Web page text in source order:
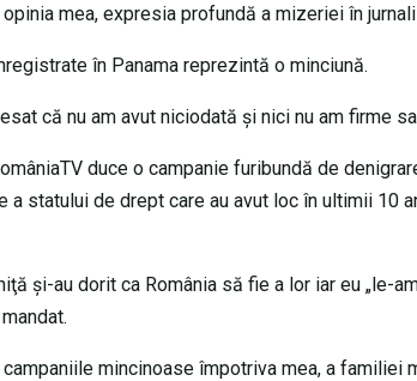
mea, expresia profundă a mizeriei în
în Panama reprezintă o minciună.
că nu am avut niciodată şi nici nu am firme
duce o campanie furibundă de
statului de drept care au avut loc în ultimii 10
şi-au dorit ca România să fie a lor iar eu „le-
mincinoase împotriva mea, a familiei